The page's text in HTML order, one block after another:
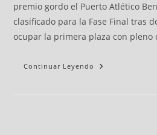
premio gordo el Puerto Atlético
clasificado para la Fase Final tras
ocupar la primera plaza con pleno
Continuar Leyendo